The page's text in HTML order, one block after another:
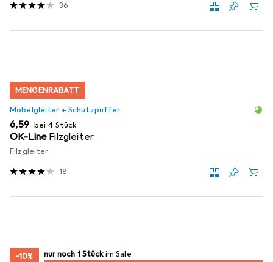
36
MENGENRABATT
Möbelgleiter + Schutzpuffer
EUR
6,59 bei 4 Stück
OK-Line Filzgleiter
Filzgleiter
18
−10% noch 1 Stückim Sale
nur noch 1 Stück im Sale